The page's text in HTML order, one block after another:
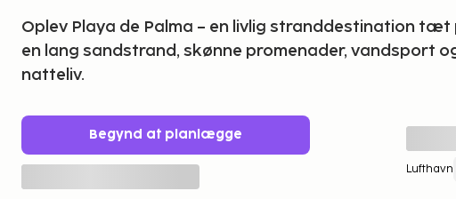
Oplev Playa de Palma – en livlig stranddestination tæt
en lang sandstrand, skønne promenader, vandsport
natteliv.
Begynd at planlægge
Lufthavn